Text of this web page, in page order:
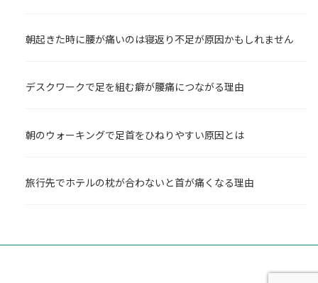
朝起きた時に腰が痛いのは寝返り不足が原因かもしれません
デスクワークで足を組む癖が腰痛につながる理由
朝のウォーキングで足首をひねりやすい原因とは
旅行先でホテルの枕が合わないと首が痛くなる理由